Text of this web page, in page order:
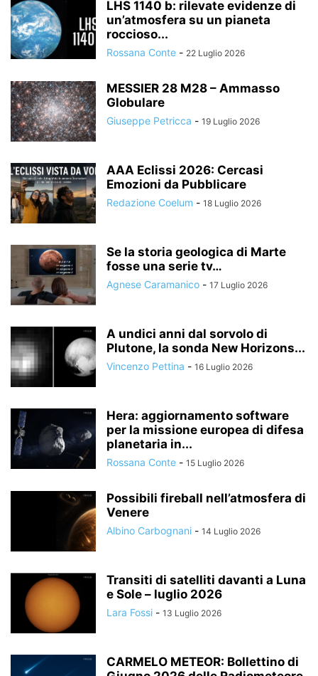
LHS 1140 b: rilevate evidenze di
un’atmosfera su un pianeta
roccioso...
Rossana Conte - 22 Luglio 2026
MESSIER 28 M28 – Ammasso
Globulare
Giuseppe Petricca - 19 Luglio 2026
AAA Eclissi 2026: Cercasi
Emozioni da Pubblicare
Redazione Coelum - 18 Luglio 2026
Se la storia geologica di Marte
fosse una serie tv…
Agnese Caramanico - 17 Luglio 2026
A undici anni dal sorvolo di
Plutone, la sonda New Horizons...
Vincenzo Pettina - 16 Luglio 2026
Hera: aggiornamento software
per la missione europea di difesa
planetaria in...
Rossana Conte - 15 Luglio 2026
Possibili fireball nell’atmosfera di
Venere
Albino Carbognani - 14 Luglio 2026
Transiti di satelliti davanti a Luna
e Sole – luglio 2026
Lara Fossi - 13 Luglio 2026
CARMELO METEOR: Bollettino di